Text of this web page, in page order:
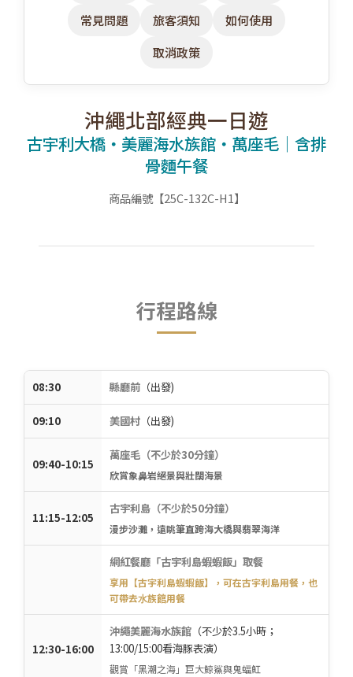
常見問題
旅客須知
如何使用
取消政策
沖繩北部經典一日遊
古宇利大橋・美麗海水族館・萬座毛｜含排
骨麵午餐
商品編號【25C-132C-H1】
行程路線
08:30 縣廳前 （出發)
09:10 美國村 （出發)
09:40-10:15
萬座毛（不少於30分鐘）
欣賞象鼻岩絕景與壯闊海景
11:15-12:05
古宇利島（不少於50分鐘）
漫步沙灘，遠眺筆直跨海大橋與翡翠海洋
網紅餐廳「古宇利島蝦蝦飯」取餐
享用【古宇利島蝦蝦飯】，可在古宇利島⽤餐，也
可帶去⽔族館⽤餐
12:30-16:00
沖繩美麗海水族館 （不少於3.5⼩時；
13:00/15:00看海豚表演）
觀賞「黑潮之海」巨大鯨鯊與鬼蝠魟